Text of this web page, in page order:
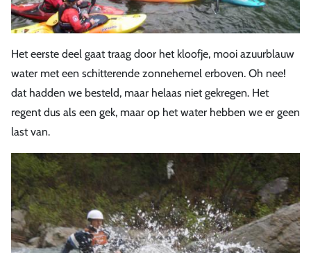
Het eerste deel gaat traag door het kloofje, mooi azuurblauw
water met een schitterende zonnehemel erboven. Oh nee!
dat hadden we besteld, maar helaas niet gekregen. Het
regent dus als een gek, maar op het water hebben we er geen
last van.